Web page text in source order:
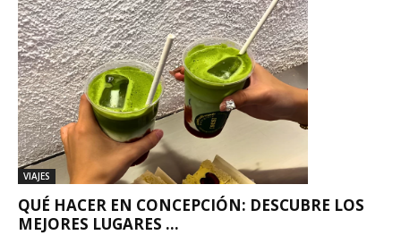
VIAJES
QUÉ HACER EN CONCEPCIÓN: DESCUBRE LOS
MEJORES LUGARES ...